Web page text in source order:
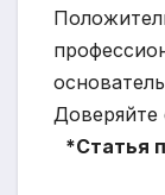
*Статья